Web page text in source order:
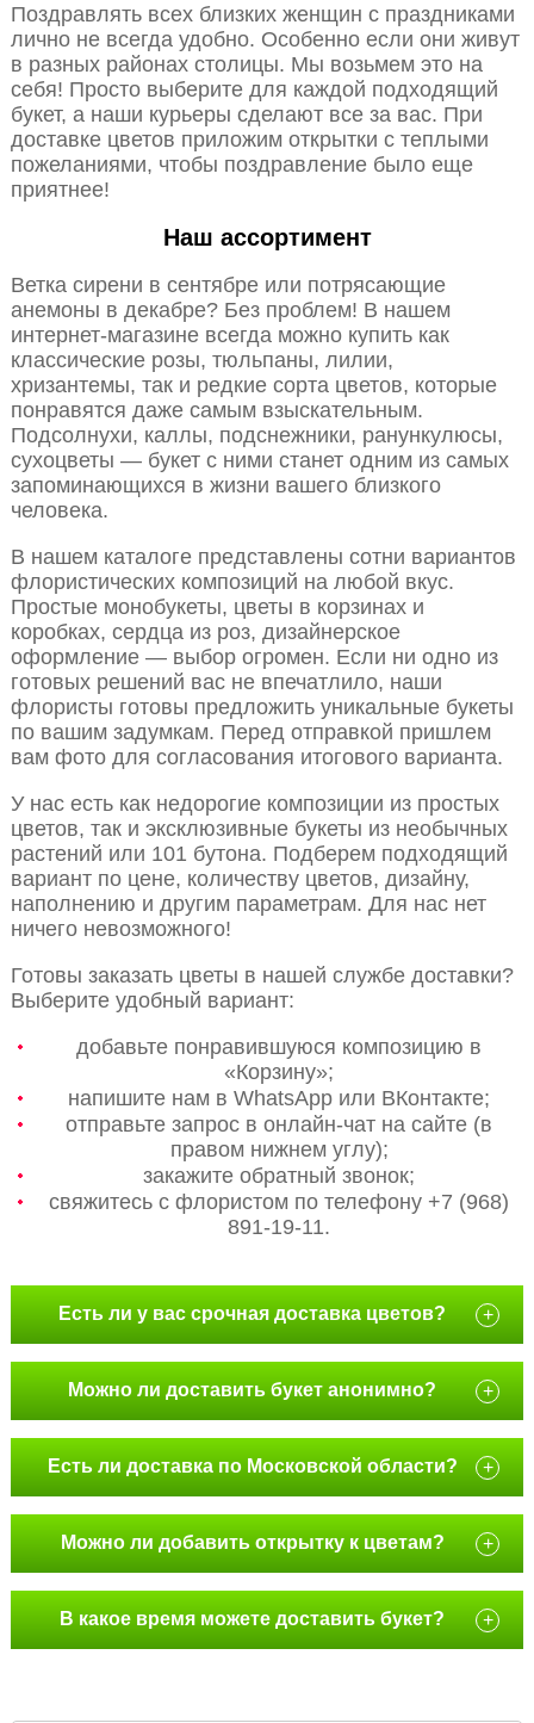
Поздравлять всех близких женщин с праздниками
лично не всегда удобно. Особенно если они живут
в разных районах столицы. Мы возьмем это на
себя! Просто выберите для каждой подходящий
букет, а наши курьеры сделают все за вас. При
доставке цветов приложим открытки с теплыми
пожеланиями, чтобы поздравление было еще
приятнее!
Наш ассортимент
Ветка сирени в сентябре или потрясающие
анемоны в декабре? Без проблем! В нашем
интернет-магазине всегда можно купить как
классические розы, тюльпаны, лилии,
хризантемы, так и редкие сорта цветов, которые
понравятся даже самым взыскательным.
Подсолнухи, каллы, подснежники, ранункулюсы,
сухоцветы — букет с ними станет одним из самых
запоминающихся в жизни вашего близкого
человека.
В нашем каталоге представлены сотни вариантов
флористических композиций на любой вкус.
Простые монобукеты, цветы в корзинах и
коробках, сердца из роз, дизайнерское
оформление — выбор огромен. Если ни одно из
готовых решений вас не впечатлило, наши
флористы готовы предложить уникальные букеты
по вашим задумкам. Перед отправкой пришлем
вам фото для согласования итогового варианта.
У нас есть как недорогие композиции из простых
цветов, так и эксклюзивные букеты из необычных
растений или 101 бутона. Подберем подходящий
вариант по цене, количеству цветов, дизайну,
наполнению и другим параметрам. Для нас нет
ничего невозможного!
Готовы заказать цветы в нашей службе доставки?
Выберите удобный вариант:
добавьте понравившуюся композицию в
«Корзину»;
напишите нам в WhatsApp или ВКонтакте;
отправьте запрос в онлайн-чат на сайте (в
правом нижнем углу);
закажите обратный звонок;
свяжитесь с флористом по телефону +7 (968)
891-19-11.
Есть ли у вас срочная доставка цветов? +
Можно ли доставить букет анонимно? +
Есть ли доставка по Московской области? +
Можно ли добавить открытку к цветам? +
В какое время можете доставить букет? +